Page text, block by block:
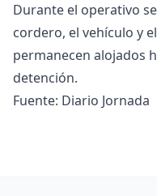
Durante el operativo
cordero, el vehículo y
permanecen alojados
detención.
Fuente: Diario Jornada